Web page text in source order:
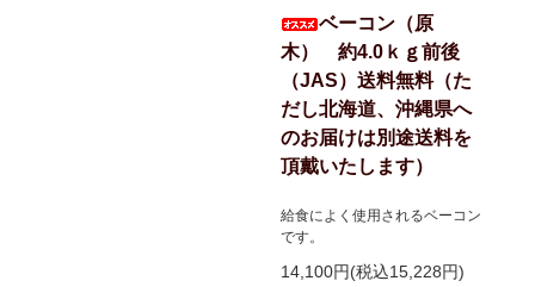
ベーコン（原
木） 約4.0ｋｇ前後
（JAS）送料無料（た
だし北海道、沖縄県へ
のお届けは別途送料を
頂戴いたします）
給食によく使用されるベーコン
です。
14,100円(税込15,228円)